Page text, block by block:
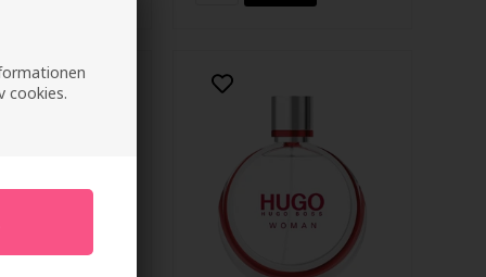
cookies.